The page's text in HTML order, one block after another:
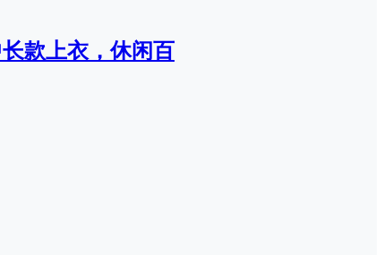
款上衣，休闲百